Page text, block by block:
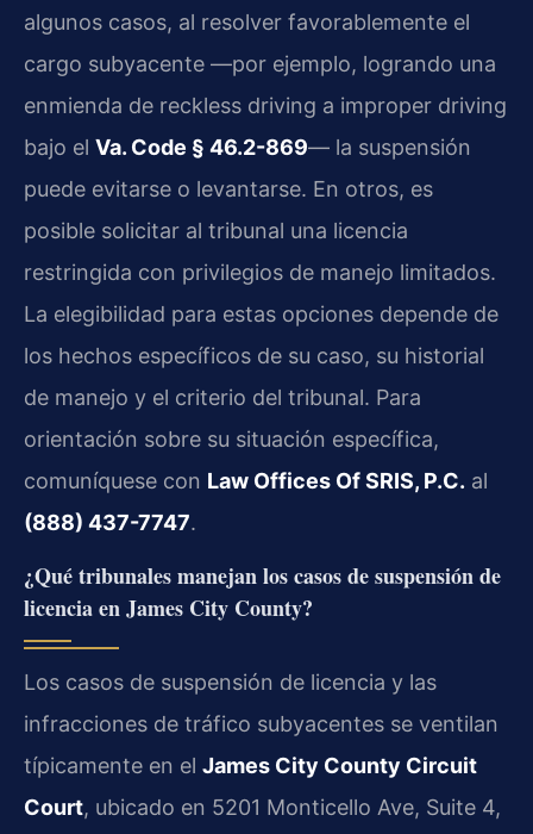
algunos casos, al resolver favorablemente el
cargo subyacente —por ejemplo, logrando una
enmienda de reckless driving a improper driving
bajo el Va. Code § 46.2-869— la suspensión
puede evitarse o levantarse. En otros, es
posible solicitar al tribunal una licencia
restringida con privilegios de manejo limitados.
La elegibilidad para estas opciones depende de
los hechos específicos de su caso, su historial
de manejo y el criterio del tribunal. Para
orientación sobre su situación específica,
comuníquese con Law Offices Of SRIS, P.C. al
(888) 437-7747.
¿Qué tribunales manejan los casos de suspensión de
licencia en James City County?
Los casos de suspensión de licencia y las
infracciones de tráfico subyacentes se ventilan
típicamente en el James City County Circuit
Court, ubicado en 5201 Monticello Ave, Suite 4,